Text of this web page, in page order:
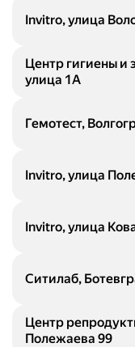
Invitro, улица
Центр гигиены и
улица 1А
Гемотест,
Invitro, улица
Invitro, улица
Ситилаб,
Центр
Полежаева 99